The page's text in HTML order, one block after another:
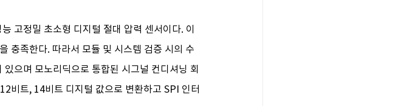
고정밀 초소형 디지털 절대 압력 센서이다. 이
충족한다. 따라서 모듈 및 시스템 검증 시의 수
으며 모노리딕으로 통합된 시그널 컨디셔닝 회
비트, 14비트 디지털 값으로 변환하고 SPI 인터